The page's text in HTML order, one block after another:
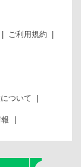
ご利用規約
ついて